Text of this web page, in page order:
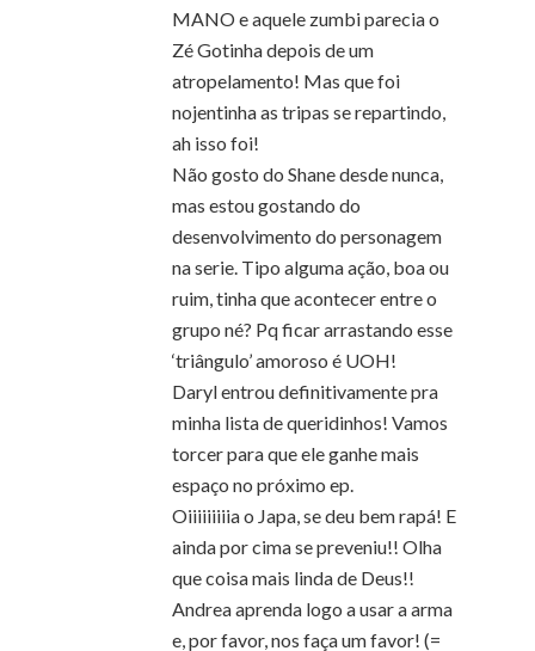
MANO e aquele zumbi parecia o
Zé Gotinha depois de um
atropelamento! Mas que foi
nojentinha as tripas se repartindo,
ah isso foi!
Não gosto do Shane desde nunca,
mas estou gostando do
desenvolvimento do personagem
na serie. Tipo alguma ação, boa ou
ruim, tinha que acontecer entre o
grupo né? Pq ficar arrastando esse
‘triângulo’ amoroso é UOH!
Daryl entrou definitivamente pra
minha lista de queridinhos! Vamos
torcer para que ele ganhe mais
espaço no próximo ep.
Oiiiiiiiiia o Japa, se deu bem rapá! E
ainda por cima se preveniu!! Olha
que coisa mais linda de Deus!!
Andrea aprenda logo a usar a arma
e, por favor, nos faça um favor! (=